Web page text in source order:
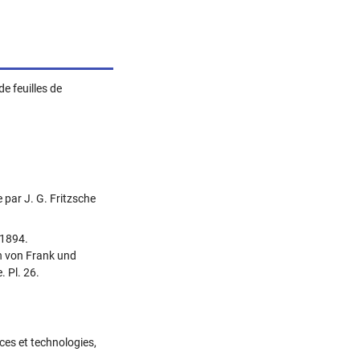
feuilles de
par J. G. Fritzsche
von Frank und
Pl. 26.
et technologies,